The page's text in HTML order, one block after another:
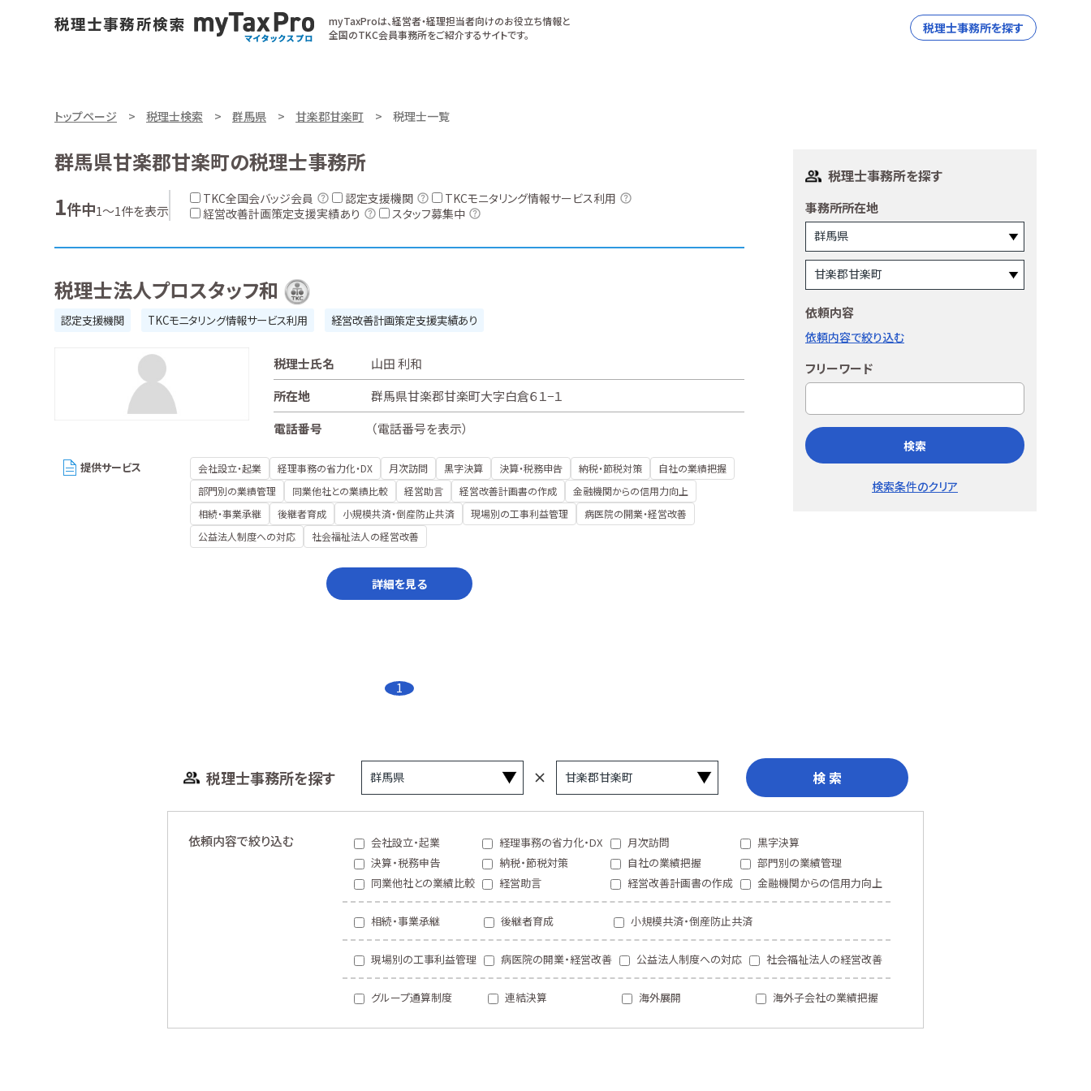
myTaxProは、経営者・経理担当者向けのお役立ち情報と
全国のTKC会員事務所をご紹介するサイトです。
税理士事務所を探す
トップページ 税理士検索 群馬県 甘楽郡甘楽町 税理士一覧
群馬県甘楽郡甘楽町の税理士事務所
1件中1～1件を表示
TKC全国会バッジ会員 認定支援機関
TKCモニタリング情報サービス利用
経営改善計画策定支援実績あり
スタッフ募集中
税理士法人プロスタッフ和
認定支援機関 TKCモニタリング情報サービス利用 経営改善計画策定支援実績あり
税理士氏名
山田 利和
所在地
群馬県甘楽郡甘楽町大字白倉６１−１
電話番号
（電話番号を表示）
提供サービス 会社設立・起業 経理事務の省力化・DX 月次訪問 黒字決算 決算・税務申告 納税・節税対策
自社の業績把握
部門別の業績管理
同業他社との業績比較 経営助言 経営改善計画書の作成
金融機関からの信用力向上
相続・事業承継
後継者育成 小規模共済・倒産防止共済 現場別の工事利益管理
病医院の開業・経営改善
公益法人制度への対応
社会福祉法人の経営改善
詳細を見る
1
税理士事務所を探す
事務所所在地
依頼内容
依頼内容で絞り込む
フリーワード
検索
検索条件のクリア
税理士事務所を探す 検 索
依頼内容で絞り込む 会社設立・起業 経理事務の省力化・DX 月次訪問
黒字決算
決算・税務申告
納税・節税対策 自社の業績把握
部門別の業績管理
同業他社との業績比較
経営助言 経営改善計画書の作成 金融機関からの信用力向上
相続・事業承継 後継者育成 小規模共済・倒産防止共済
現場別の工事利益管理 病医院の開業・経営改善 公益法人制度への対応 社会福祉法人の経営改善
グループ通算制度 連結決算 海外展開 海外子会社の業績把握